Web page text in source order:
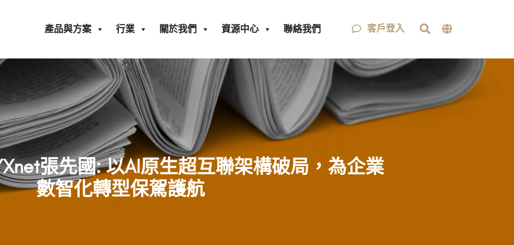
產品與方案 行業 關於我們 資源中心 聯絡我們 客戶登入
張先國: 以AI原生超互聯架構破局，為企業
數智化轉型保駕護航